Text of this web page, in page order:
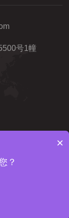
号1幢
公司版权所有
×
？